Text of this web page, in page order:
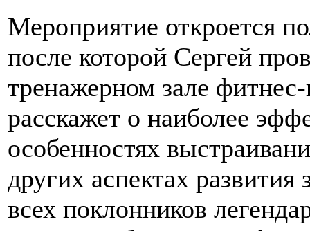
Мероприятие откроется
после которой Сергей
тренажерном зале
расскажет о наиболее
особенностях
других аспектах
всех поклонников